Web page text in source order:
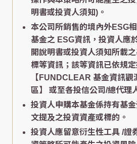
明書或投資人須知)。
本公司所銷售的境內外ESG
基金之 ESG資訊，投資人應
開說明書或投資人須知所載
標等資訊；該等資訊已依規
【FUNDCLEAR 基金資訊
區】
或至各投信公司/總代理
投資人申購本基金係持有基
文提及之投資資產或標的。
投資人應留意衍生性工具 /證